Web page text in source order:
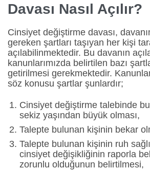
Davası Nasıl Açılır?
Cinsiyet değiştirme davası,
gereken şartları taşıyan her kişi
açılabilinmektedir. Bu davanın
kanunlarımızda belirtilen bazı
getirilmesi gerekmektedir.
söz konusu şartlar şunlardır;
Cinsiyet değiştirme talebinde
sekiz yaşından büyük olması,
Talepte bulunan kişinin bekar
Talepte bulunan kişinin ruh
cinsiyet değişikliğinin raporla
zorunlu olduğunun belirtilmesi,